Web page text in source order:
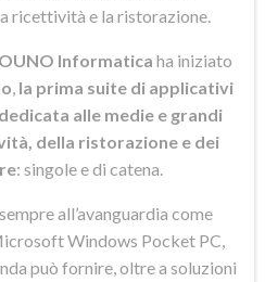
ricettività e la ristorazione.
Informatica ha iniziato
la prima suite di applicativi
alle medie e grandi
della ristorazione e dei
: singole e di catena.
all’avanguardia come
Windows Pocket PC,
può fornire, oltre a soluzioni